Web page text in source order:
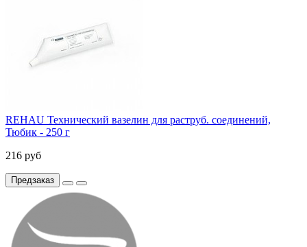
REHAU Технический вазелин для раструб. соединений,
Тюбик - 250 г
216 руб
Предзаказ